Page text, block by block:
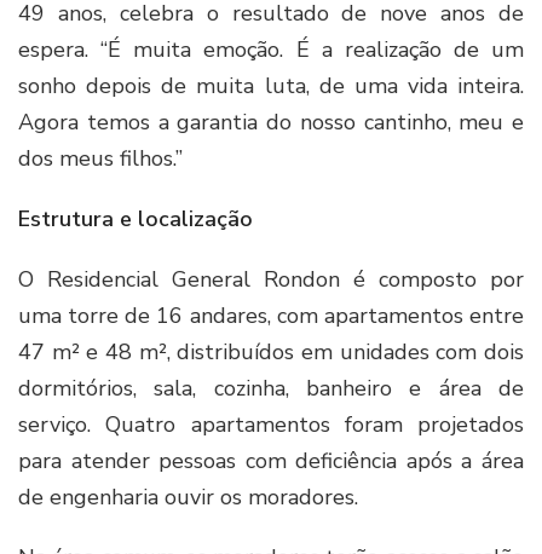
49 anos, celebra o resultado de nove anos de
espera. “É muita emoção. É a realização de um
sonho depois de muita luta, de uma vida inteira.
Agora temos a garantia do nosso cantinho, meu e
dos meus filhos.”
Estrutura e localização
O Residencial General Rondon é composto por
uma torre de 16 andares, com apartamentos entre
47 m² e 48 m², distribuídos em unidades com dois
dormitórios, sala, cozinha, banheiro e área de
serviço. Quatro apartamentos foram projetados
para atender pessoas com deficiência após a área
de engenharia ouvir os moradores.